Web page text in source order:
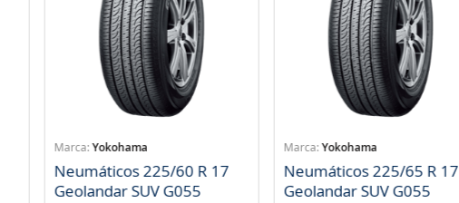
Yokohama
Neumáticos 225/60 R 17
Geolandar SUV G055
Yokohama
Neumáticos 225/65 R 17
Geolandar SUV G055